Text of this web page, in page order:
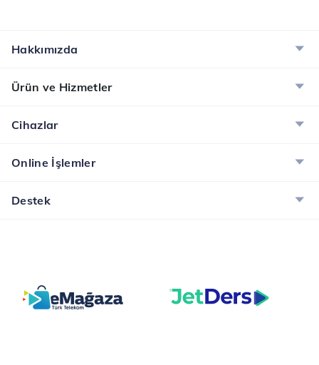
Hakkımızda
Ürün ve Hizmetler
Cihazlar
Online İşlemler
Destek